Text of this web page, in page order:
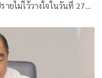
ยไม่ไว้วางใจในวันที่ 27